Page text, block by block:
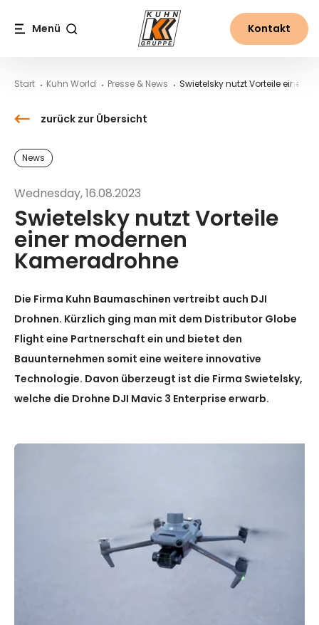
Swietelsky nutzt Vorteile einer modernen Kameradrohne
Neues aus der Welt von Kuhn
Menü Kontakt
Start Kuhn World Presse & News Swietelsky nutzt Vorteile einer
zurück zur Übersicht
News
Wednesday, 16.08.2023
Swietelsky nutzt Vorteile
einer modernen
Kameradrohne
Die Firma Kuhn Baumaschinen vertreibt auch DJI
Drohnen. Kürzlich ging man mit dem Distributor Globe
Flight eine Partnerschaft ein und bietet den
Bauunternehmen somit eine weitere innovative
Technologie. Davon überzeugt ist die Firma Swietelsky,
welche die Drohne DJI Mavic 3 Enterprise erwarb.